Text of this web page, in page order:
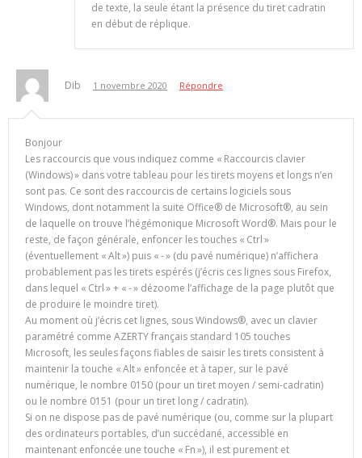
de texte, la seule étant la présence du tiret cadratin
en début de réplique.
Dib 1 novembre 2020 Répondre
Bonjour
Les raccourcis que vous indiquez comme « Raccourcis clavier
(Windows) » dans votre tableau pour les tirets moyens et longs n’en
sont pas. Ce sont des raccourcis de certains logiciels sous
Windows, dont notamment la suite Office® de Microsoft®, au sein
de laquelle on trouve l’hégémonique Microsoft Word®. Mais pour le
reste, de façon générale, enfoncer les touches « Ctrl »
(éventuellement « Alt ») puis « - » (du pavé numérique) n’affichera
probablement pas les tirets espérés (j’écris ces lignes sous Firefox,
dans lequel « Ctrl » + « - » dézoome l’affichage de la page plutôt que
de produire le moindre tiret).
Au moment où j’écris cet lignes, sous Windows®, avec un clavier
paramétré comme AZERTY français standard 105 touches
Microsoft, les seules façons fiables de saisir les tirets consistent à
maintenir la touche « Alt » enfoncée et à taper, sur le pavé
numérique, le nombre 0150 (pour un tiret moyen / semi-cadratin)
ou le nombre 0151 (pour un tiret long / cadratin).
Si on ne dispose pas de pavé numérique (ou, comme sur la plupart
des ordinateurs portables, d’un succédané, accessible en
maintenant enfoncée une touche « Fn »), il est purement et